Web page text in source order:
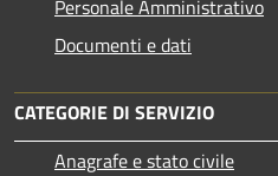
Personale Amministrativo
Documenti e dati
CATEGORIE DI SERVIZIO
Anagrafe e stato civile